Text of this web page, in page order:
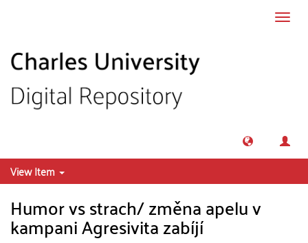
View Item
Humor vs strach/ změna apelu v
kampani Agresivita zabíjí